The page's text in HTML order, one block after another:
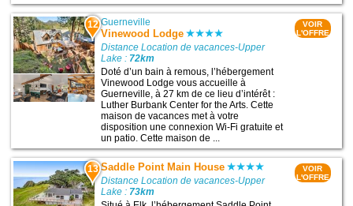
12 Guerneville
Vinewood Lodge
Distance Location de vacances-Upper
Lake : 72km
Doté d’un bain à remous, l’hébergement
Vinewood Lodge vous accueille à
Guerneville, à 27 km de ce lieu d’intérêt :
Luther Burbank Center for the Arts. Cette
maison de vacances met à votre
disposition une connexion Wi-Fi gratuite et
un patio. Cette maison de ...
VOIR
L'OFFRE
13 Saddle Point Main House
Distance Location de vacances-Upper
Lake : 73km
VOIR
L'OFFRE